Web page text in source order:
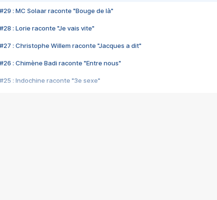
#29 : MC Solaar raconte "Bouge de là"
#28 : Lorie raconte "Je vais vite"
#27 : Christophe Willem raconte "Jacques a dit"
#26 : Chimène Badi raconte "Entre nous"
#25 : Indochine raconte "3e sexe"